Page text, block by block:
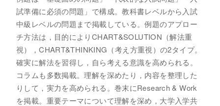
試準備に必須の問題」で構成。教科書レベルから入試
中級レベルの問題まで掲載している。例題のアプロー
チ方法は，目的によりCHART&SOLUTION（解法重
視），CHART&THINKING（考え方重視）の2タイプ。
確実に解法を習得し，自ら考える意識を高められる。
コラムも多数掲載。理解を深めたり，内容を整理した
りして，実力を高められる。巻末にResearch & Work
を掲載。重要テーマについて理解を深め，大学入学共